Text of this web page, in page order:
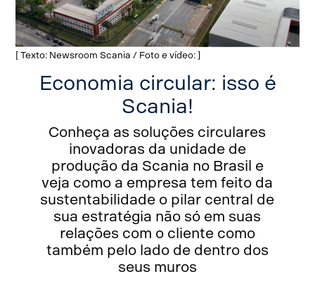
[ Texto: Newsroom Scania / Foto e vídeo: ]
Economia circular: isso é
Scania!
Conheça as soluções circulares
inovadoras da unidade de
produção da Scania no Brasil e
veja como a empresa tem feito da
sustentabilidade o pilar central de
sua estratégia não só em suas
relações com o cliente como
também pelo lado de dentro dos
seus muros